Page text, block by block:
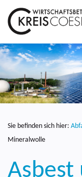
Sie befinden sich hier:
Mineralwolle
Asbest